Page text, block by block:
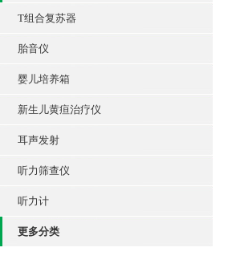
T组合复苏器
胎音仪
婴儿培养箱
新生儿黄疸治疗仪
耳声发射
听力筛查仪
听力计
更多分类